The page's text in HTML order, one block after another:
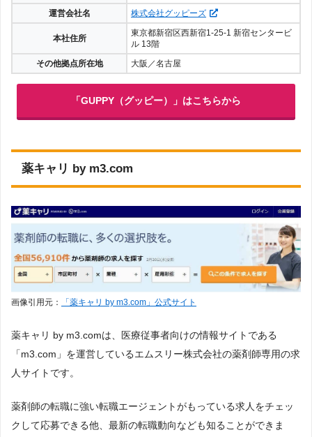
運営会社名
株式会社グッピーズ
本社住所
東京都新宿区西新宿1-25-1 新宿センタービ
ル 13階
その他拠点所在地
大阪／名古屋
「GUPPY（グッピー）」はこちらから
薬キャリ by m3.com
画像引用元： 「薬キャリ by m3.com」公式サイト
薬キャリ by m3.comは、医療従事者向けの情報サイトである
「m3.com」を運営しているエムスリー株式会社の薬剤師専用の求
人サイトです。
薬剤師の転職に強い転職エージェントがもっている求人をチェッ
クして応募できる他、最新の転職動向なども知ることができま